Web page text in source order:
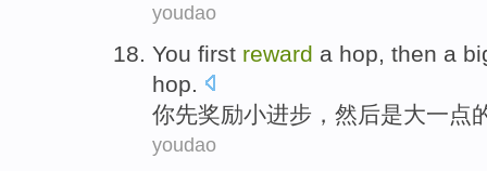
youdao
You first reward a hop then a
hop.
你先奖励小进步 ， 然后是大一点
youdao